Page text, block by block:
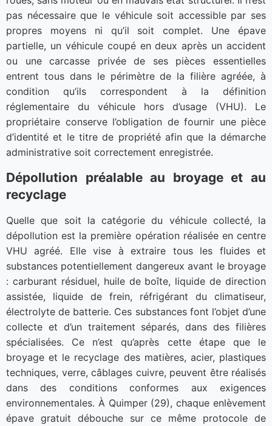
pas nécessaire que le véhicule soit accessible par ses
propres moyens ni qu’il soit complet. Une épave
partielle, un véhicule coupé en deux après un accident
ou une carcasse privée de ses pièces essentielles
entrent tous dans le périmètre de la filière agréée, à
condition qu’ils correspondent à la définition
réglementaire du véhicule hors d’usage (VHU). Le
propriétaire conserve l’obligation de fournir une pièce
d’identité et le titre de propriété afin que la démarche
administrative soit correctement enregistrée.
Dépollution préalable au broyage et au
recyclage
Quelle que soit la catégorie du véhicule collecté, la
dépollution est la première opération réalisée en centre
VHU agréé. Elle vise à extraire tous les fluides et
substances potentiellement dangereux avant le broyage
: carburant résiduel, huile de boîte, liquide de direction
assistée, liquide de frein, réfrigérant du climatiseur,
électrolyte de batterie. Ces substances font l’objet d’une
collecte et d’un traitement séparés, dans des filières
spécialisées. Ce n’est qu’après cette étape que le
broyage et le recyclage des matières, acier, plastiques
techniques, verre, câblages cuivre, peuvent être réalisés
dans des conditions conformes aux exigences
environnementales. À Quimper (29), chaque enlèvement
épave gratuit débouche sur ce même protocole de